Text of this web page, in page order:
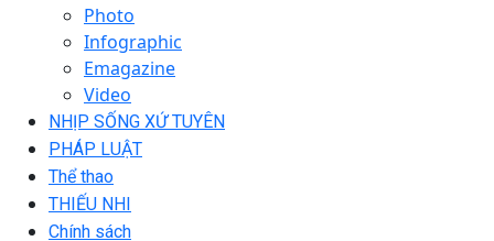
Photo
Infographic
Emagazine
Video
NHỊP SỐNG XỨ TUYÊN
PHÁP LUẬT
Thể thao
THIẾU NHI
Chính sách